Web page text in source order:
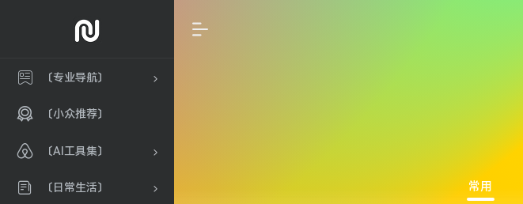
〔专业导航〕
〔小众推荐〕
〔AI工具集〕
〔日常生活〕 常用